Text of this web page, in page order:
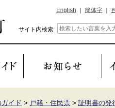
English 簡体字
サイト内検索
イド > 戸籍・住民票 > 証明書の発